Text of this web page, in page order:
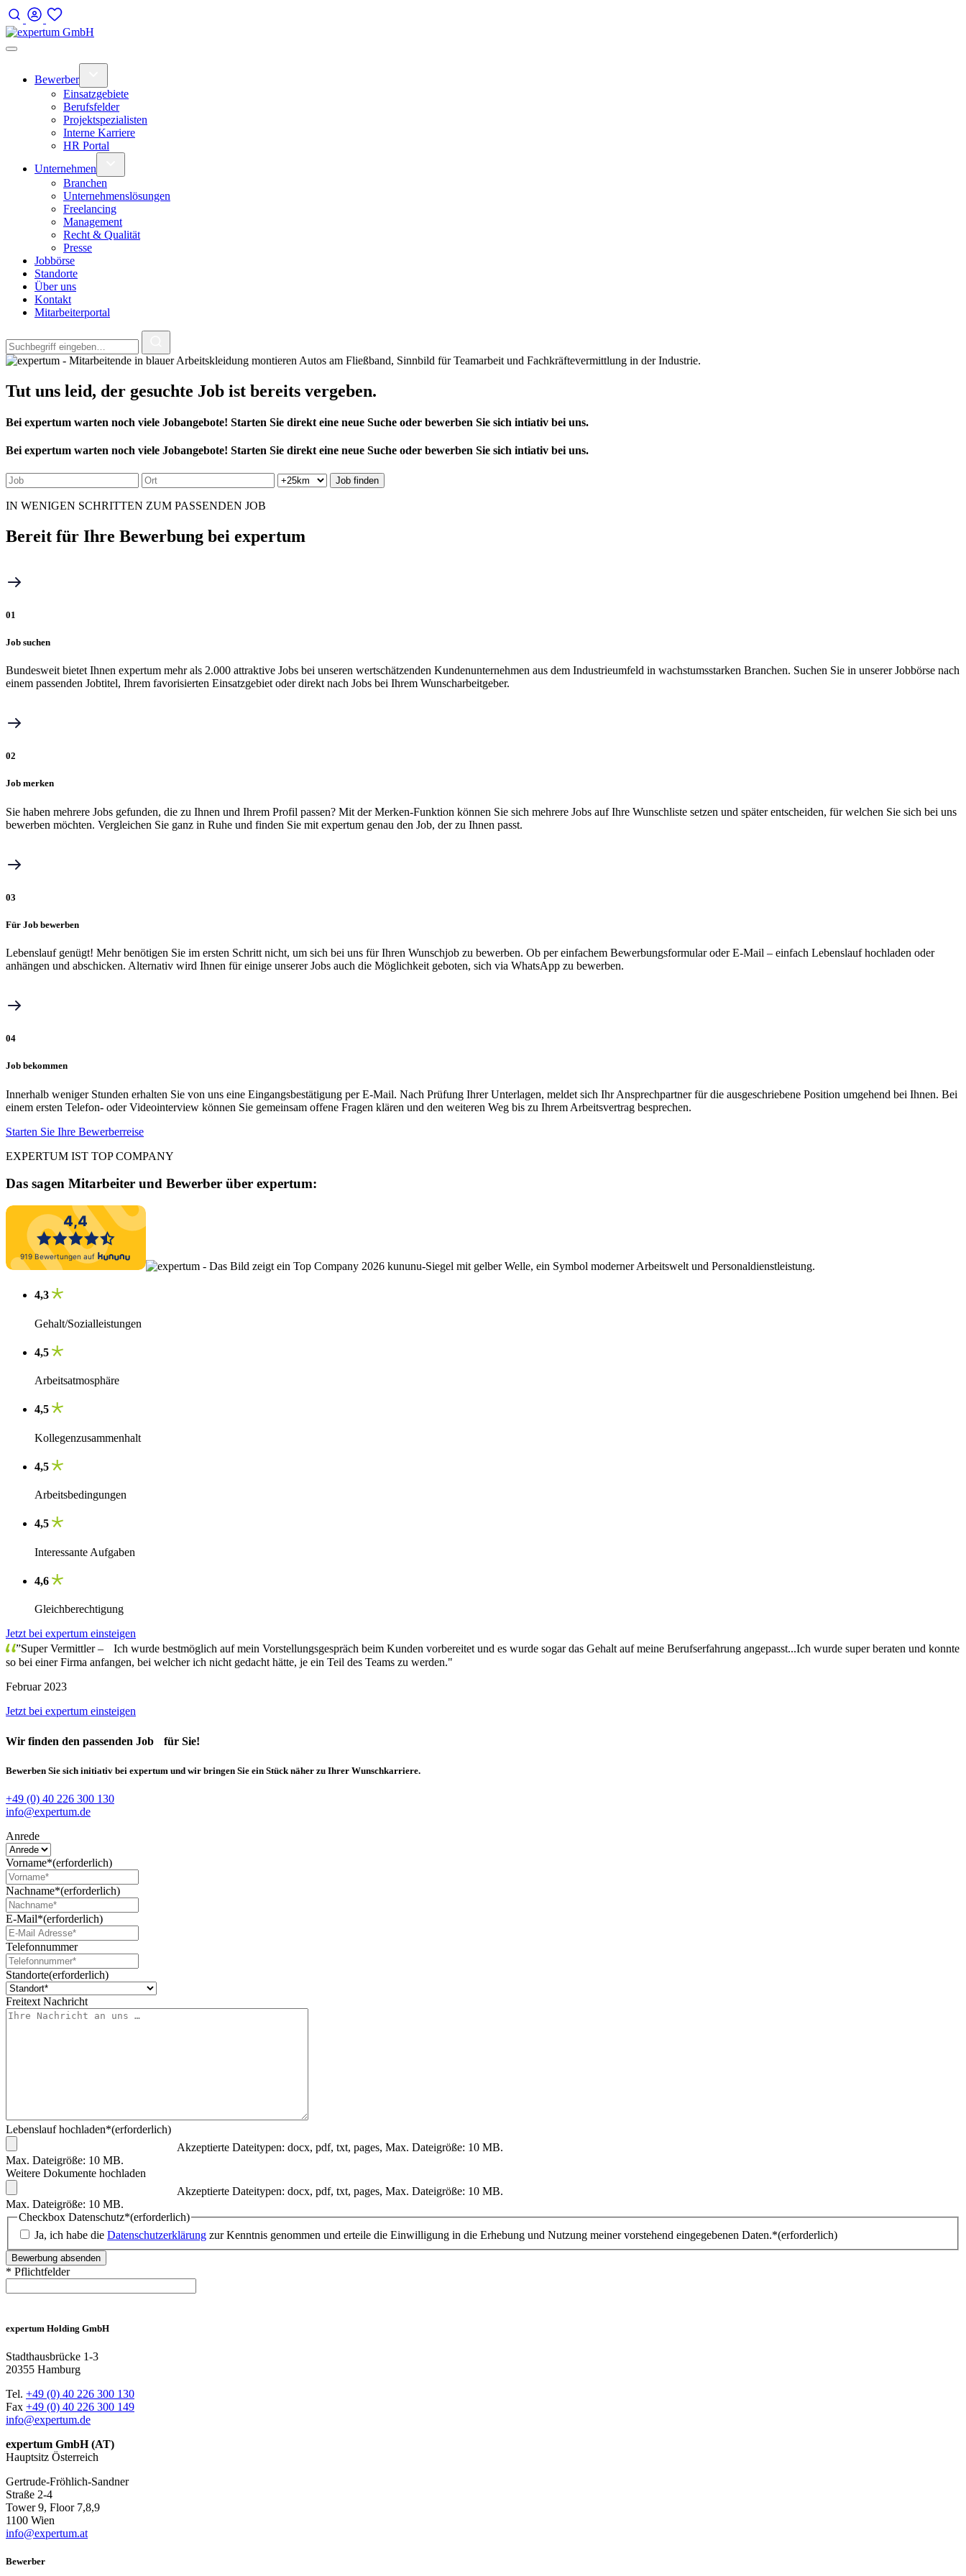
Bewerber
Einsatzgebiete
Berufsfelder
Projektspezialisten
Interne Karriere
HR Portal
Unternehmen
Branchen
Unternehmenslösungen
Freelancing
Management
Recht & Qualität
Presse
Jobbörse
Standorte
Über uns
Kontakt
Mitarbeiterportal
Tut uns leid, der gesuchte Job ist bereits vergeben.
Bei expertum warten noch viele Jobangebote! Starten Sie direkt eine neue Suche oder bewerben Sie sich intiativ bei uns.
Bei expertum warten noch viele Jobangebote! Starten Sie direkt eine neue Suche oder bewerben Sie sich intiativ bei uns.
IN WENIGEN SCHRITTEN ZUM PASSENDEN JOB
Bereit für Ihre Bewerbung bei expertum
01
Job suchen
Bundesweit bietet Ihnen expertum mehr als 2.000 attraktive Jobs bei unseren wertschätzenden Kundenunternehmen aus dem Industrieumfeld in wachstumsstarken Branchen. Suchen Sie in unserer Jobbörse nach
einem passenden Jobtitel, Ihrem favorisierten Einsatzgebiet oder direkt nach Jobs bei Ihrem Wunscharbeitgeber.
02
Job merken
Sie haben mehrere Jobs gefunden, die zu Ihnen und Ihrem Profil passen? Mit der Merken-Funktion können Sie sich mehrere Jobs auf Ihre Wunschliste setzen und später entscheiden, für welchen Sie sich bei uns
bewerben möchten. Vergleichen Sie ganz in Ruhe und finden Sie mit expertum genau den Job, der zu Ihnen passt.
03
Für Job bewerben
Lebenslauf genügt! Mehr benötigen Sie im ersten Schritt nicht, um sich bei uns für Ihren Wunschjob zu bewerben. Ob per einfachem Bewerbungsformular oder E-Mail – einfach Lebenslauf hochladen oder
anhängen und abschicken. Alternativ wird Ihnen für einige unserer Jobs auch die Möglichkeit geboten, sich via WhatsApp zu bewerben.
04
Job bekommen
Innerhalb weniger Stunden erhalten Sie von uns eine Eingangsbestätigung per E-Mail. Nach Prüfung Ihrer Unterlagen, meldet sich Ihr Ansprechpartner für die ausgeschriebene Position umgehend bei Ihnen. Bei
einem ersten Telefon- oder Videointerview können Sie gemeinsam offene Fragen klären und den weiteren Weg bis zu Ihrem Arbeitsvertrag besprechen.
Starten Sie Ihre Bewerberreise
EXPERTUM IST TOP COMPANY
Das sagen Mitarbeiter und Bewerber über expertum:
4,3
Gehalt/Sozialleistungen
4,5
Arbeitsatmosphäre
4,5
Kollegenzusammenhalt
4,5
Arbeitsbedingungen
4,5
Interessante Aufgaben
4,6
Gleichberechtigung
Jetzt bei expertum einsteigen
”Super Vermittler – Ich wurde bestmöglich auf mein Vorstellungsgespräch beim Kunden vorbereitet und es wurde sogar das Gehalt auf meine Berufserfahrung angepasst...Ich wurde super beraten und konnte
so bei einer Firma anfangen, bei welcher ich nicht gedacht hätte, je ein Teil des Teams zu werden."
Februar 2023
Jetzt bei expertum einsteigen
Wir finden den passenden Job für Sie!
Bewerben Sie sich initiativ bei expertum und wir bringen Sie ein Stück näher zu Ihrer Wunschkarriere.
+49 (0) 40 226 300 130
info@expertum.de
Anrede
Vorname*(erforderlich)
Nachname*(erforderlich)
E-Mail*(erforderlich)
Telefonnummer
Standorte(erforderlich)
Freitext Nachricht
Lebenslauf hochladen*(erforderlich)
Akzeptierte Dateitypen: docx, pdf, txt, pages, Max. Dateigröße: 10 MB.
Max. Dateigröße: 10 MB.
Weitere Dokumente hochladen
Akzeptierte Dateitypen: docx, pdf, txt, pages, Max. Dateigröße: 10 MB.
Max. Dateigröße: 10 MB.
Checkbox Datenschutz*(erforderlich)
Ja, ich habe die Datenschutzerklärung zur Kenntnis genommen und erteile die Einwilligung in die Erhebung und Nutzung meiner vorstehend eingegebenen Daten.*(erforderlich)
* Pflichtfelder
expertum Holding GmbH
Stadthausbrücke 1-3
20355 Hamburg
Tel. +49 (0) 40 226 300 130
Fax +49 (0) 40 226 300 149
info@expertum.de
expertum GmbH (AT)
Hauptsitz Österreich
Gertrude-Fröhlich-Sandner
Straße 2-4
Tower 9, Floor 7,8,9
1100 Wien
info@expertum.at
Bewerber